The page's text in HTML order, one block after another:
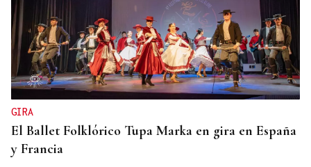
GIRA
El Ballet Folklórico Tupa Marka en gira en España
y Francia